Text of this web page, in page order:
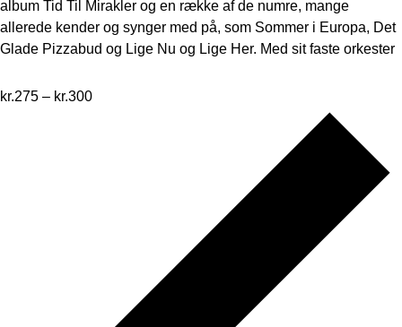
album Tid Til Mirakler og en række af de numre, mange
allerede kender og synger med på, som Sommer i Europa, Det
Glade Pizzabud og Lige Nu og Lige Her. Med sit faste orkester
kr.275 – kr.300